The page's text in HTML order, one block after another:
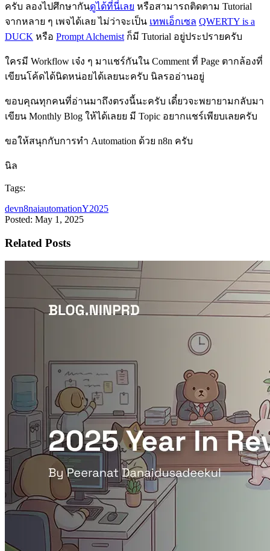
ครับ ลองไปศึกษากันดูได้ที่นี่เลย หรือสามารถติดตาม Tutorial
จากหลาย ๆ เพจได้เลย ไม่ว่าจะเป็น เทพเอ็กเซล QWERTY is a
DUCK หรือ Prompt Alchemist ก็มี Tutorial อยู่ประปรายครับ
ใครมี Workflow เจ๋ง ๆ มาแชร์กันใน Comment ที่ Page ตากล้องที่
เขียนโค้ดได้นิดหน่อยได้เลยนะครับ นิลรออ่านอยู่
ขอบคุณทุกคนที่อ่านมาถึงตรงนี้นะครับ เดี๋ยวจะพยายามกลับมา
เขียน Monthly Blog ให้ได้เลยย มี Topic อยากแชร์เพียบเลยครับ
ขอให้สนุกกับการทำ Automation ด้วย n8n ครับ
นิล
Tags:
devn8naiautomationY2025
Posted: May 1, 2025
Related Posts